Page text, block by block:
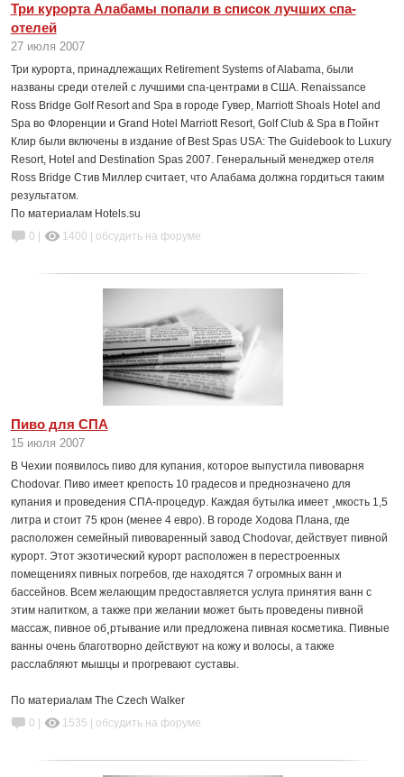
Три курорта Алабамы попали в список лучших спа-
отелей
27 июля 2007
Три курорта, принадлежащих Retirement Systems of Alabama, были
названы среди отелей с лучшими спа-центрами в США. Renaissance
Ross Bridge Golf Resort and Spa в городе Гувер, Marriott Shoals Hotel and
Spa во Флоренции и Grand Hotel Marriott Resort, Golf Club & Spa в Пойнт
Клир были включены в издание of Best Spas USA: The Guidebook to Luxury
Resort, Hotel and Destination Spas 2007. Генеральный менеджер отеля
Ross Bridge Стив Миллер считает, что Алабама должна гордиться таким
результатом.
По материалам Hotels.su
0 |
1400 обсудить на форуме
Пиво для СПА
15 июля 2007
В Чехии появилось пиво для купания, которое выпустила пивоварня
Chodovar. Пиво имеет крепость 10 градесов и преднозначено для
купания и проведения СПА-процедур. Каждая бутылка имеет ¸мкость 1,5
литра и стоит 75 крон (менее 4 евро). В городе Ходова Плана, где
расположен семейный пивоваренный завод Chodovar, действует пивной
курорт. Этот экзотический курорт расположен в перестроенных
помещениях пивных погребов, где находятся 7 огромных ванн и
бассейнов. Всем желающим предоставляется услуга принятия ванн с
этим напитком, а также при желании может быть проведены пивной
массаж, пивное об¸ртывание или предложена пивная косметика. Пивные
ванны очень благотворно действуют на кожу и волосы, а также
расслабляют мышцы и прогревают суставы.
По материалам The Czech Walker
0 |
1535 обсудить на форуме